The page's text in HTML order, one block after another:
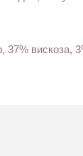
37% вискоза,